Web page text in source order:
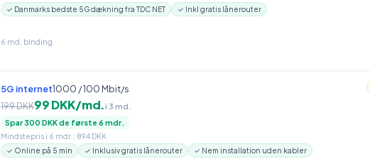
✓ Danmarks bedste 5G dækning fra TDC NET ✓ Inkl gratis lånerouter
6 md. binding
5G internet1000 / 100 Mbit/s
199 DKK99 DKK/md.i 3 md.
Spar 300 DKK de første 6 mdr.
Mindstepris i 6 mdr.: 894 DKK
✓ Online på 5 min ✓ Inklusiv gratis lånerouter ✓ Nem installation uden kabler